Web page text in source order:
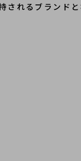
されるブランド